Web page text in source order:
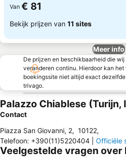
Van € 81
Bekijk prijzen van 11 sites
Meer info
De prijzen en beschikbaarheid die
veranderen continu. Hierdoor kan
boekingssite niet altijd exact
trivago.
Palazzo Chiablese (Turijn,
Contact
Piazza San Giovanni, 2, 10122,
Telefoon: +390(11)5220404 Officiële
Veelgestelde vragen over